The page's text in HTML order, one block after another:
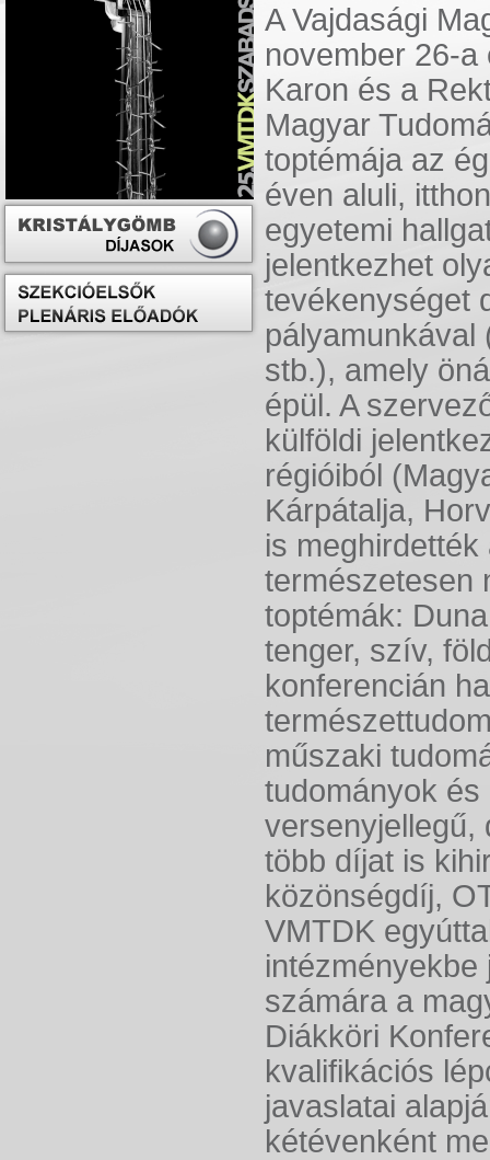
A Vajdasági
november 26-a
Karon és a
Magyar
toptémája az
éven aluli,
egyetemi
jelentkezhet
tevékenységet
pályamunkával
stb.), amely
épül. A
külföldi
régióiból
Kárpátalja,
is
természetesen
toptémák:
tenger, szív,
konferencián
műszaki
tudományok és
versenyjellegű,
több díjat is
közönségdíj,
VMTDK
számára a
Diákköri
kvalifikációs
javaslatai
kétévenként